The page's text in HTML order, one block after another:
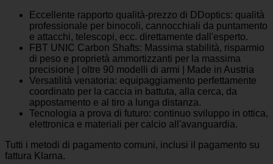
Eccellente rapporto qualità-prezzo di DDoptics: qualità
professionale per binocoli, cannocchiali da puntamento
e attacchi, telescopi, ecc. direttamente dall'esperto.
FBT UNIC Carbon Shafts: Massima stabilità, risparmio
di peso e proprietà ammortizzanti per la massima
precisione | oltre 90 modelli di armi | Made in Austria
Versatilità venatoria: equipaggiamento perfettamente
coordinato per la caccia in battuta, alla cerca, da
appostamento e al tiro a lunga distanza.
Tecnologia a prova di futuro: continuo sviluppo in ottica,
elettronica e materiali per calcio all'avanguardia.
Tutti i metodi di pagamento comuni, inclusi il pagamento su
fattura Klarna.